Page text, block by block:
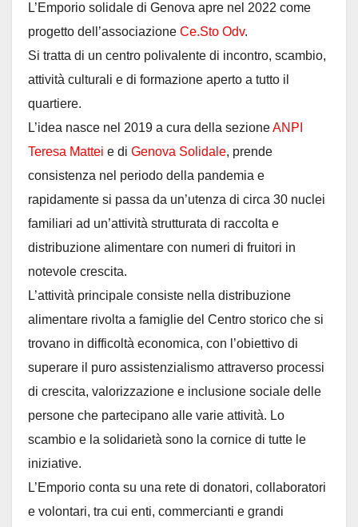
L’Emporio solidale di Genova apre nel 2022 come
progetto dell’associazione Ce.Sto Odv.
Si tratta di un centro polivalente di incontro, scambio,
attività culturali e di formazione aperto a tutto il
quartiere.
L’idea nasce nel 2019 a cura della sezioneANPI
Teresa Mattei e di Genova Solidale, prende
consistenza nel periodo della pandemia e
rapidamente si passa da un’utenza di circa 30 nuclei
familiari ad un’attività strutturata di raccolta e
distribuzione alimentare con numeri di fruitori in
notevole crescita.
L’attività principale consiste nella distribuzione
alimentare rivolta a famiglie del Centro storico che si
trovano in difficoltà economica, con l’obiettivo di
superare il puro assistenzialismo attraverso processi
di crescita, valorizzazione e inclusione sociale delle
persone che partecipano alle varie attività. Lo
scambio e la solidarietà sono la cornice di tutte le
iniziative.
L’Emporio conta su una rete di donatori, collaboratori
e volontari, tra cui enti, commercianti e grandi